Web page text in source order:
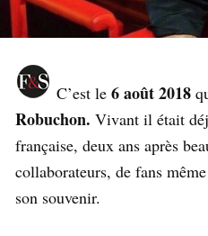
C’est le 6 août 2018
Robuchon. Vivant il était
française, deux ans après
collaborateurs, de fans
son souvenir.